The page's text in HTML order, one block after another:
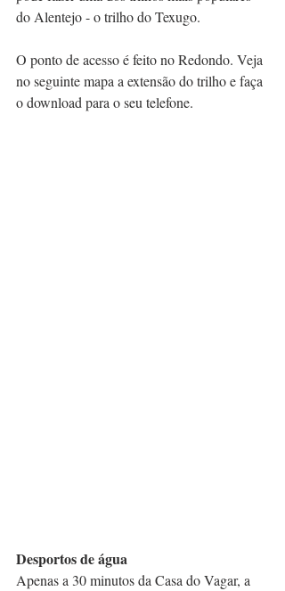
do Alentejo - o trilho do Texugo.
O ponto de acesso é feito no Redondo. Veja
no seguinte mapa a extensão do trilho e faça
o download para o seu telefone.
Desportos de água
Apenas a 30 minutos da Casa do Vagar, a